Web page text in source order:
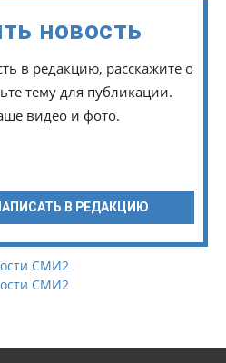
новость
в редакцию, расскажите о
тему для публикации.
видео и фото.
В РЕДАКЦИЮ
СМИ2
СМИ2